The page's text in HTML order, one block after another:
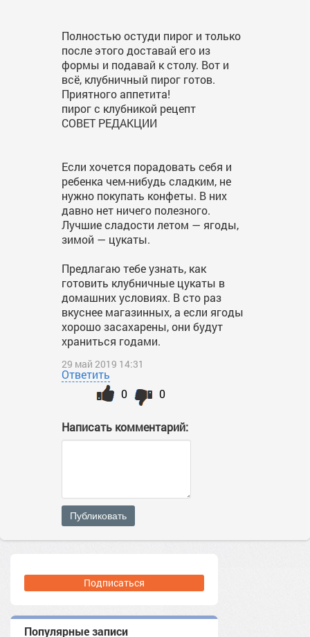
Полностью остуди пирог и только
после этого доставай его из
формы и подавай к столу. Вот и
всё, клубничный пирог готов.
Приятного аппетита!
пирог с клубникой рецепт
СОВЕТ РЕДАКЦИИ
Если хочется порадовать себя и
ребенка чем-нибудь сладким, не
нужно покупать конфеты. В них
давно нет ничего полезного.
Лучшие сладости летом — ягоды,
зимой — цукаты.
Предлагаю тебе узнать, как
готовить клубничные цукаты в
домашних условиях. В сто раз
вкуснее магазинных, а если ягоды
хорошо засахарены, они будут
храниться годами.
29 май 2019 14:31
Ответить
0
0
Написать комментарий:
Публиковать
Подписаться
Популярные записи